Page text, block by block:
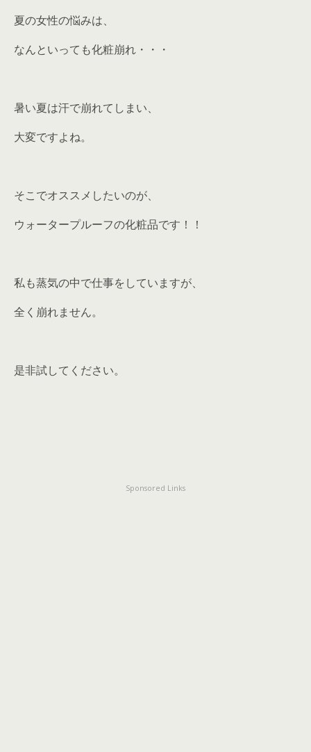
夏の女性の悩みは、
なんといっても化粧崩れ・・・
暑い夏は汗で崩れてしまい、
大変ですよね。
そこでオススメしたいのが、
ウォータープルーフの化粧品です！！
私も蒸気の中で仕事をしていますが、
全く崩れません。
是非試してください。
Sponsored Links